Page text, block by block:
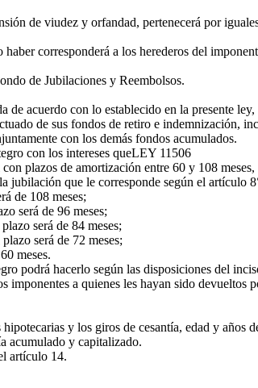
de viudez y orfandad, pertenecerá por
corresponderá a los herederos del
de Jubilaciones y Reembolsos.
acuerdo con lo establecido en la presente
de sus fondos de retiro e indemnización,
con los demás fondos acumulados.
con los intereses queLEY 11506
plazos de amortización entre 60 y 108
jubilación que le corresponde según el artículo
de 108 meses;
será de 96 meses;
será de 84 meses;
será de 72 meses;
meses.
podrá hacerlo según las disposiciones del
a quienes les hayan sido
y los giros de cesantía, edad y
acumulado y capitalizado.
artículo 14.